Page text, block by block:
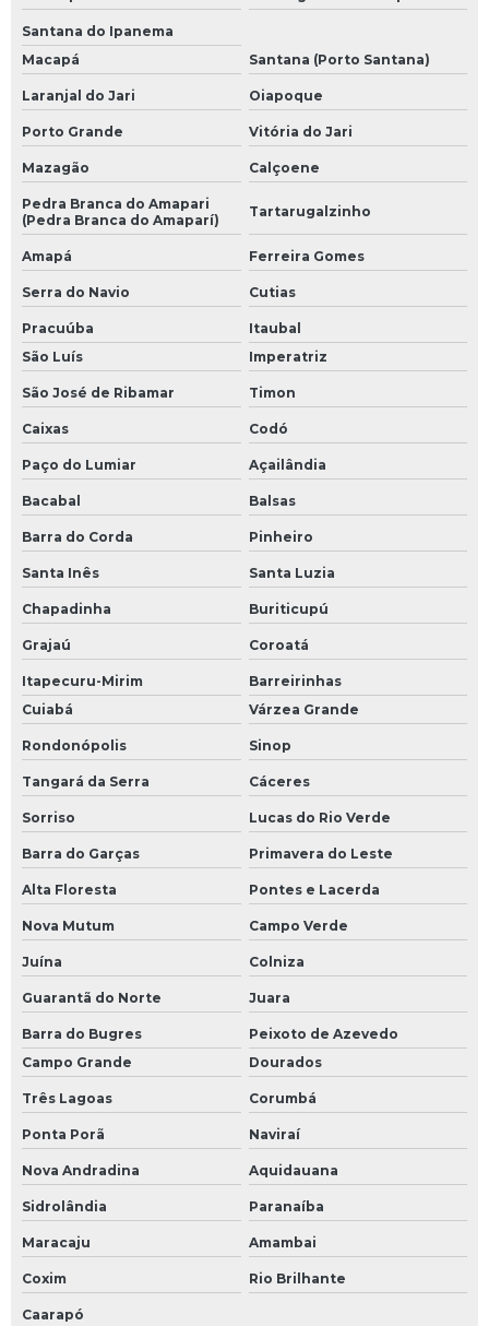
Santana do Ipanema
Macapá
Santana (Porto Santana)
Laranjal do Jari Oiapoque
Porto Grande Vitória do Jari
Mazagão Calçoene
Pedra Branca do Amapari
(Pedra Branca do Amaparí)
Tartarugalzinho
Amapá Ferreira Gomes
Serra do Navio Cutias
Pracuúba
Itaubal
São Luís
Imperatriz
São José de Ribamar Timon
Caixas Codó
Paço do Lumiar Açailândia
Bacabal Balsas
Barra do Corda Pinheiro
Santa Inês Santa Luzia
Chapadinha Buriticupú
Grajaú Coroatá
Itapecuru-Mirim
Barreirinhas
Cuiabá
Várzea Grande
Rondonópolis Sinop
Tangará da Serra Cáceres
Sorriso Lucas do Rio Verde
Barra do Garças Primavera do Leste
Alta Floresta Pontes e Lacerda
Nova Mutum Campo Verde
Juína Colniza
Guarantã do Norte Juara
Barra do Bugres
Peixoto de Azevedo
Campo Grande
Dourados
Três Lagoas Corumbá
Ponta Porã Naviraí
Nova Andradina Aquidauana
Sidrolândia Paranaíba
Maracaju Amambai
Coxim Rio Brilhante
Caarapó